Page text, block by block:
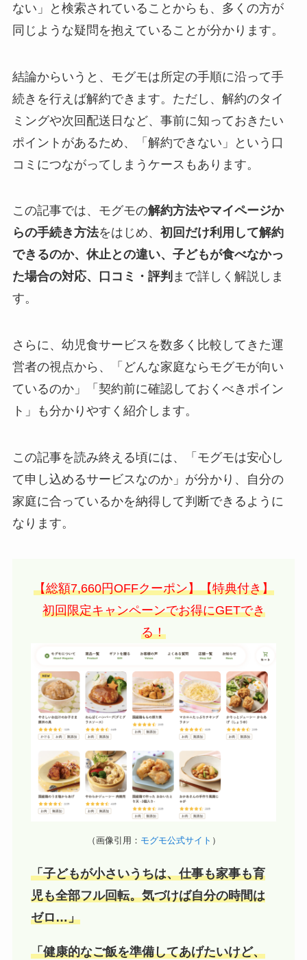
ない」と検索されていることからも、多くの方が
同じような疑問を抱えていることが分かります。
結論からいうと、モグモは所定の手順に沿って手
続きを行えば解約できます。ただし、解約のタイ
ミングや次回配送日など、事前に知っておきたい
ポイントがあるため、「解約できない」という口
コミにつながってしまうケースもあります。
この記事では、モグモの解約方法やマイページか
らの手続き方法をはじめ、 初回だけ利用して解約
できるのか、休止との違い、子どもが食べなかっ
た場合の対応、口コミ・評判 まで詳しく解説しま
す。
さらに、幼児食サービスを数多く比較してきた運
営者の視点から、「どんな家庭ならモグモが向い
ているのか」「契約前に確認しておくべきポイン
ト」も分かりやすく紹介します。
この記事を読み終える頃には、「モグモは安心し
て申し込めるサービスなのか」が分かり、自分の
家庭に合っているかを納得して判断できるように
なります。
【総額7,660円OFFクーポン】【特典付き】
初回限定キャンペーンでお得にGETでき
る！
（画像引用： モグモ公式サイト ）
「子どもが小さいうちは、仕事も家事も育
児も全部フル回転。気づけば自分の時間は
ゼロ…」
「健康的なご飯を準備してあげたいけど、